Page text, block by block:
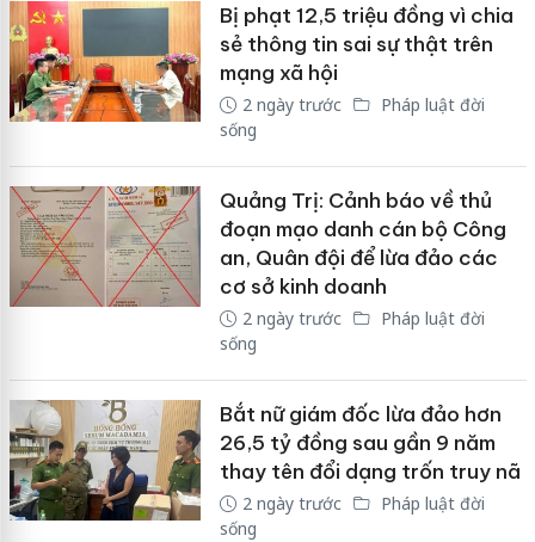
Bị phạt 12,5 triệu đồng vì chia
sẻ thông tin sai sự thật trên
mạng xã hội
2 ngày trước
Pháp luật đời
sống
Quảng Trị: Cảnh báo về thủ
đoạn mạo danh cán bộ Công
an, Quân đội để lừa đảo các
cơ sở kinh doanh
2 ngày trước
Pháp luật đời
sống
Bắt nữ giám đốc lừa đảo hơn
26,5 tỷ đồng sau gần 9 năm
thay tên đổi dạng trốn truy nã
2 ngày trước
Pháp luật đời
sống